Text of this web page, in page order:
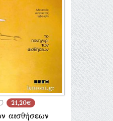
21,20€
αισθήσεων